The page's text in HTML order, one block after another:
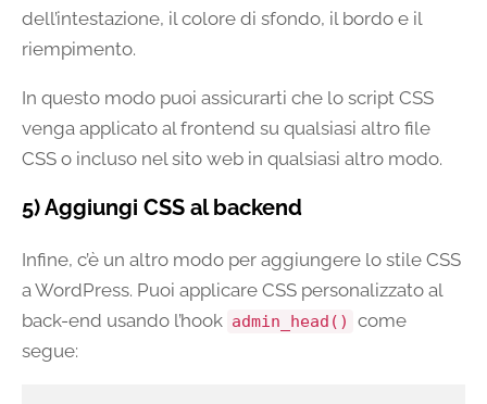
dell’intestazione, il colore di sfondo, il bordo e il
riempimento.
In questo modo puoi assicurarti che lo script CSS
venga applicato al frontend su qualsiasi altro file
CSS o incluso nel sito web in qualsiasi altro modo.
5) Aggiungi CSS al backend
Infine, c’è un altro modo per aggiungere lo stile CSS
a WordPress. Puoi applicare CSS personalizzato al
back-end usando l’hook admin_head()
come
segue: